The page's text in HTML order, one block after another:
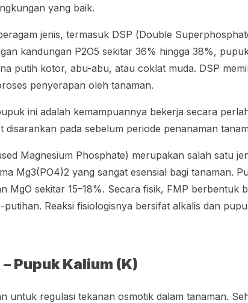
yang baik.
jenis, termasuk DSP (Double
kandungan P2O5 sekitar 36% hingga 38%,
putih kotor, abu-abu, atau coklat muda. DSP
penyerapan oleh tanaman.
ini adalah kemampuannya bekerja secara
disarankan pada sebelum periode penanaman
Magnesium Phosphate) merupakan salah satu
Mg3(PO4)2 yang sangat esensial bagi tanaman.
MgO sekitar 15–18%. Secara fisik, FMP berbentuk
Reaksi fisiologisnya bersifat alkalis dan
Pupuk Kalium (K)
untuk regulasi tekanan osmotik dalam tanaman.